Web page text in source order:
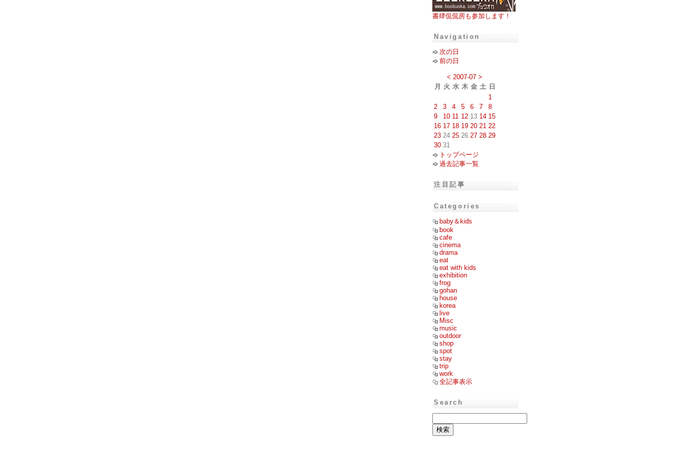
書肆侃侃房も参加します！
Navigation
次の日
前の日
< 2007-07 >
月
火 水 木 金 土 日
1
2
3 4 5 6 7
8
9
10 11 12 13 14 15
16 17 18 19 20 21 22
23 24 25 26 27 28 29
30 31
トップページ
過去記事一覧
注目記事
Categories
baby＆kids
book
cafe
cinema
drama
eat
eat with kids
exhibition
frog
gohan
house
korea
live
Misc
music
outdoor
shop
spot
stay
trip
work
全記事表示
Search